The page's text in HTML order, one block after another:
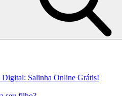
Digital: Salinha Online Grátis!